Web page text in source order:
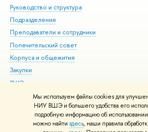
Мы используем файлы cookies для
НИУ ВШЭ и большего удобства его
подробную информацию об
можно найти здесь, наши правила
Руководство и структура
Подразделения
Преподаватели и сотрудники
Попечительский совет
Корпуса и общежития
Закупки
ВШЭ для студентов с ограниченными
здоровья и инвалидностью
Версия для слабовидящих
Единая платежная страница